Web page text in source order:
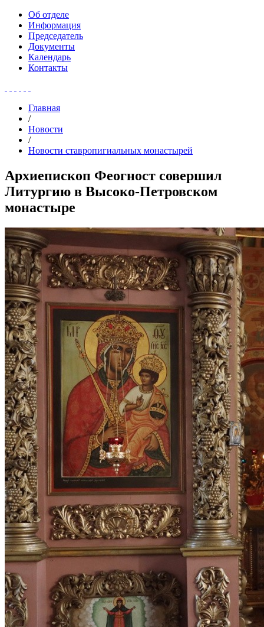
Об отделе
Информация
Председатель
Документы
Календарь
Контакты
Главная
/
Новости
/
Новости ставропигиальных монастырей
Архиепископ Феогност совершил
Литургию в Высоко-Петровском
монастыре